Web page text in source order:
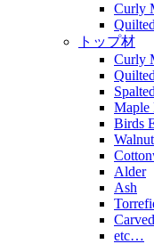
Curly
トップ材
Curly
Maple
Birds
Walnut
Alder
Ash
etc…